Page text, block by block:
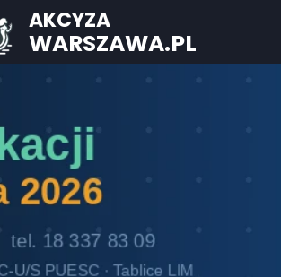
AKCYZA
WARSZAWA.PL